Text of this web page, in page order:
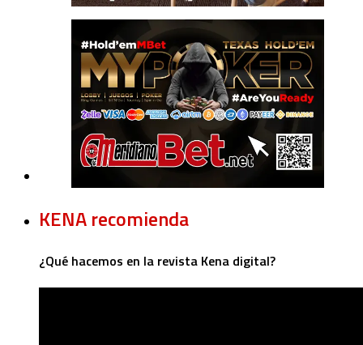
KENA recomienda
¿Qué hacemos en la revista Kena digital?